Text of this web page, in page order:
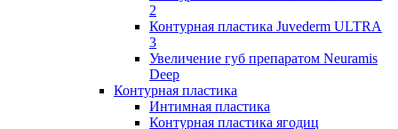
2
Контурная пластика Juvederm ULTRA
3
Увеличение губ препаратом Neuramis
Deep
Контурная пластика
Интимная пластика
Контурная пластика ягодиц